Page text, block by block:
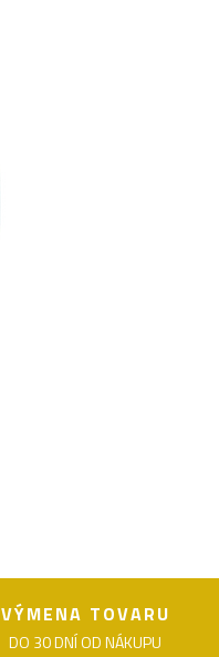
VÝMENA TOVARU
DO 30 DNÍ OD NÁKUPU